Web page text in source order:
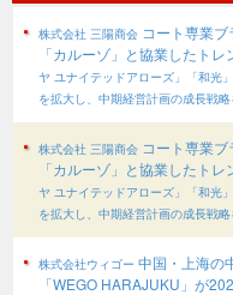
株式会社 三陽商会 コート専業
「カルーゾ」と協業したト
ヤ ユナイテッドアローズ」「和光
を拡大し、中期経営計画の成長戦略
株式会社 三陽商会 コート専業
「カルーゾ」と協業したト
ヤ ユナイテッドアローズ」「和光
を拡大し、中期経営計画の成長戦略
株式会社ウィゴー 中国・上海の
「WEGO HARAJUKU」が